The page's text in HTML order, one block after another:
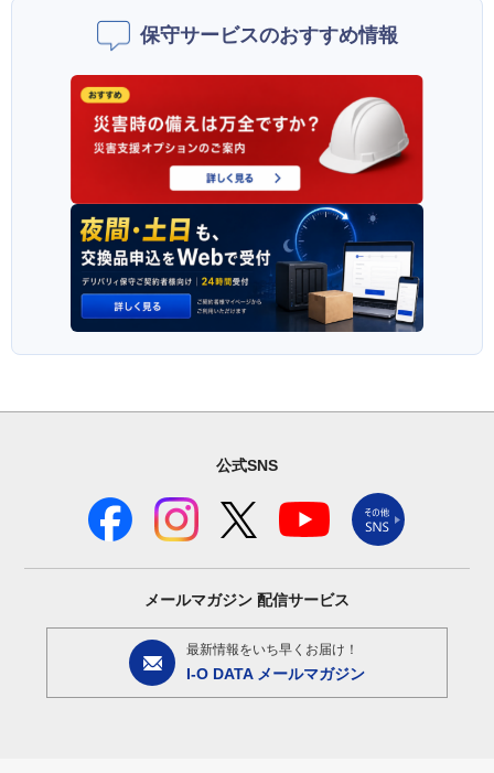
保守サービスのおすすめ情報
公式SNS
メールマガジン 配信サービス
最新情報をいち早くお届け！
I-O DATA メールマガジン